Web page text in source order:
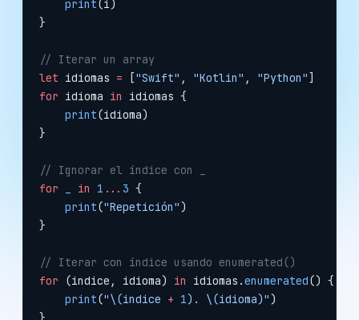
    print
(i)
}
// Iterar un array
let idiomas = ["Swift" , "Kotlin" , "Python"]
for idioma in
idiomas {
    print
(idioma)
}
// Ignorar el índice con _
for
in 1 ... 3 {
    print
("Repetición")
}
// Iterar con índice usando enumerated()
for (indice, idioma) in idiomas.enumerated() {
    print
("\(indice + 1) . \(idioma)")